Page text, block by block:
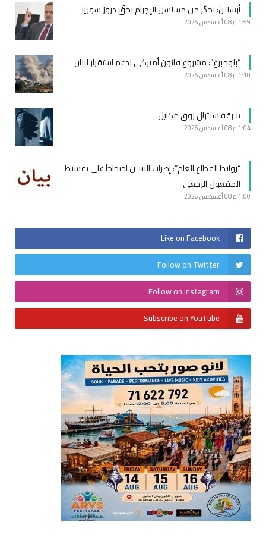
أرسلان: نحذّر من مسلسل الإجرام بحقّ دروز سوريا
1:59 م 08 أغسطس 2026
“بلومبرغ”: مشروع قانون أميركي لدعم استقرار لبنان
1:10 م 08 أغسطس 2026
سرقة سنترال زوق مكايل
1:04 م 08 أغسطس 2026
“روابط القطاع العام”: إضراب الاثنين احتجاجاً على تقسيط
المفعول الرجعي
1:00 م 08 أغسطس 2026
Like on Facebook
Follow on Twitter
Follow on Instagram
Subscribe on YouTube